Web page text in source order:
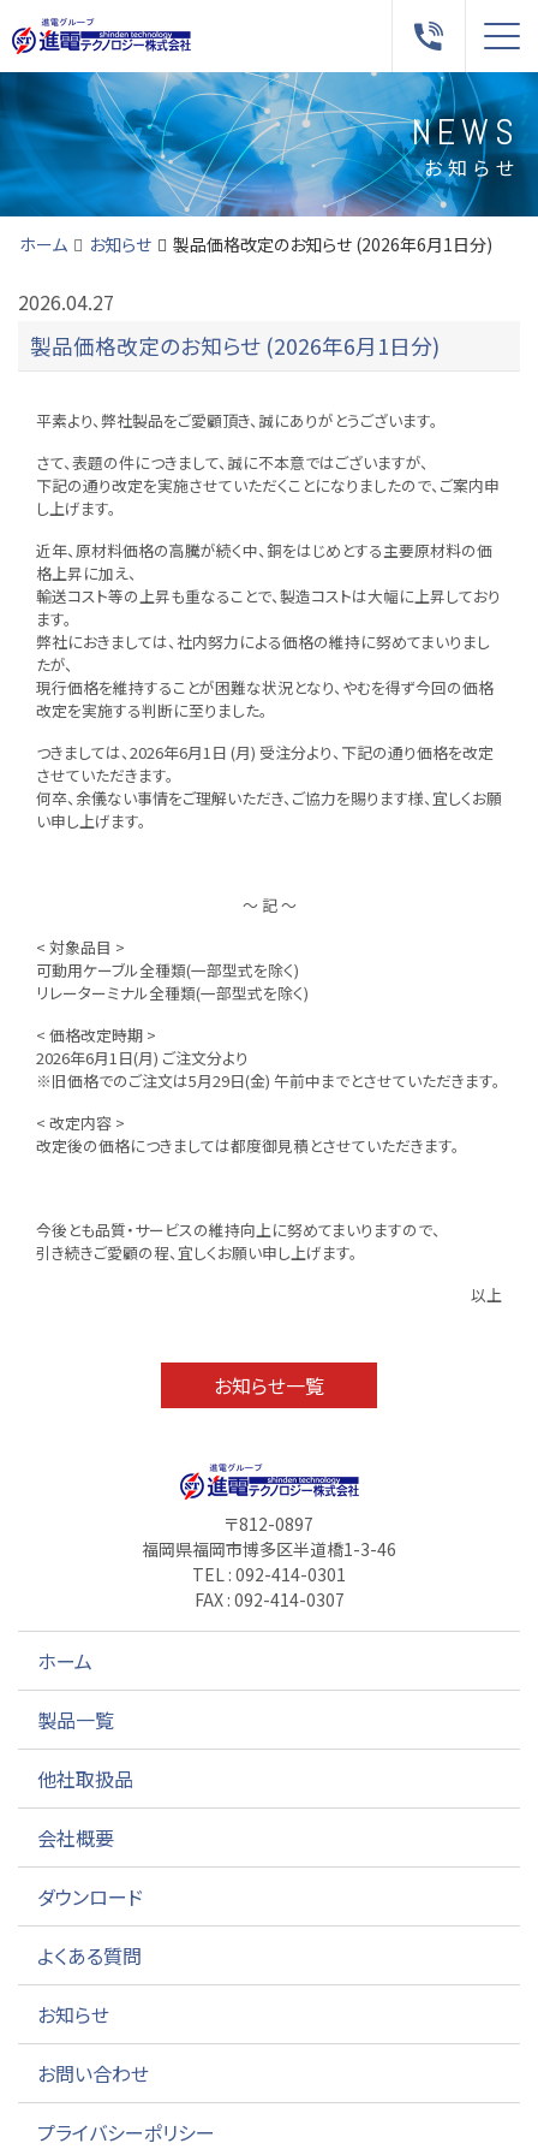
NEWS
お知らせ
ホーム お知らせ 製品価格改定のお知らせ (2026年6月1日分)
2026.04.27
製品価格改定のお知らせ (2026年6月1日分)
平素より、弊社製品をご愛顧頂き、誠にありがとうございます。
さて、表題の件につきまして、誠に不本意ではございますが、
下記の通り改定を実施させていただくことになりましたので、ご案内申
し上げます。
近年、原材料価格の高騰が続く中、銅をはじめとする主要原材料の価
格上昇に加え、
輸送コスト等の上昇も重なることで、製造コストは大幅に上昇しており
ます。
弊社におきましては、社内努力による価格の維持に努めてまいりまし
たが、
現行価格を維持することが困難な状況となり、やむを得ず今回の価格
改定を実施する判断に至りました。
つきましては、2026年6月1日 (月) 受注分より、下記の通り価格を改定
させていただきます。
何卒、余儀ない事情をご理解いただき、ご協力を賜ります様、宜しくお願
い申し上げます。
～ 記 ～
< 対象品目 >
可動用ケーブル全種類(一部型式を除く)
リレーターミナル全種類(一部型式を除く)
< 価格改定時期 >
2026年6月1日(月) ご注文分より
※旧価格でのご注文は5月29日(金) 午前中までとさせていただきます。
< 改定内容 >
改定後の価格につきましては都度御見積とさせていただきます。
今後とも品質・サービスの維持向上に努めてまいりますので、
引き続きご愛顧の程、宜しくお願い申し上げます。
以上
お知らせ一覧
〒812-0897
福岡県福岡市博多区半道橋1-3-46
TEL : 092-414-0301
FAX : 092-414-0307
ホーム
製品一覧
他社取扱品
会社概要
ダウンロード
よくある質問
お知らせ
お問い合わせ
プライバシーポリシー